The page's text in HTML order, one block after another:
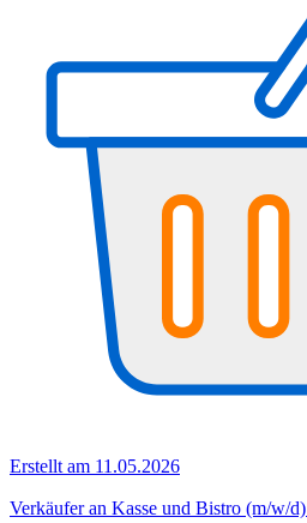
Erstellt am 11.05.2026
Verkäufer an Kasse und Bistro (m/w/d)